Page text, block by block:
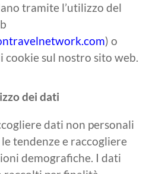
tramite l’utilizzo del
) o
cookie sul nostro sito web.
dei dati
dati non personali
tendenze e raccogliere
demografiche. I dati